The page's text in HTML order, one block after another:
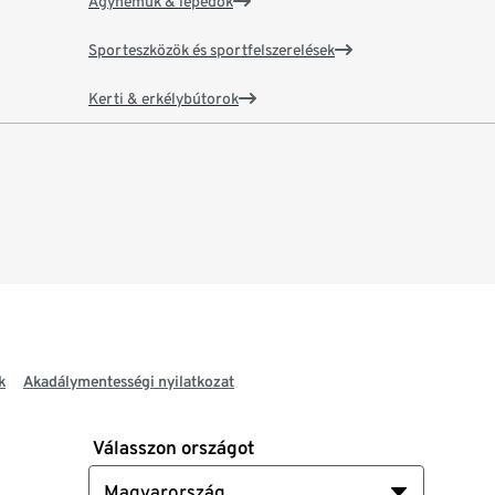
Sporteszközök és sportfelszerelések
Kerti & erkélybútorok
Akadálymentességi nyilatkozat
Válasszon országot